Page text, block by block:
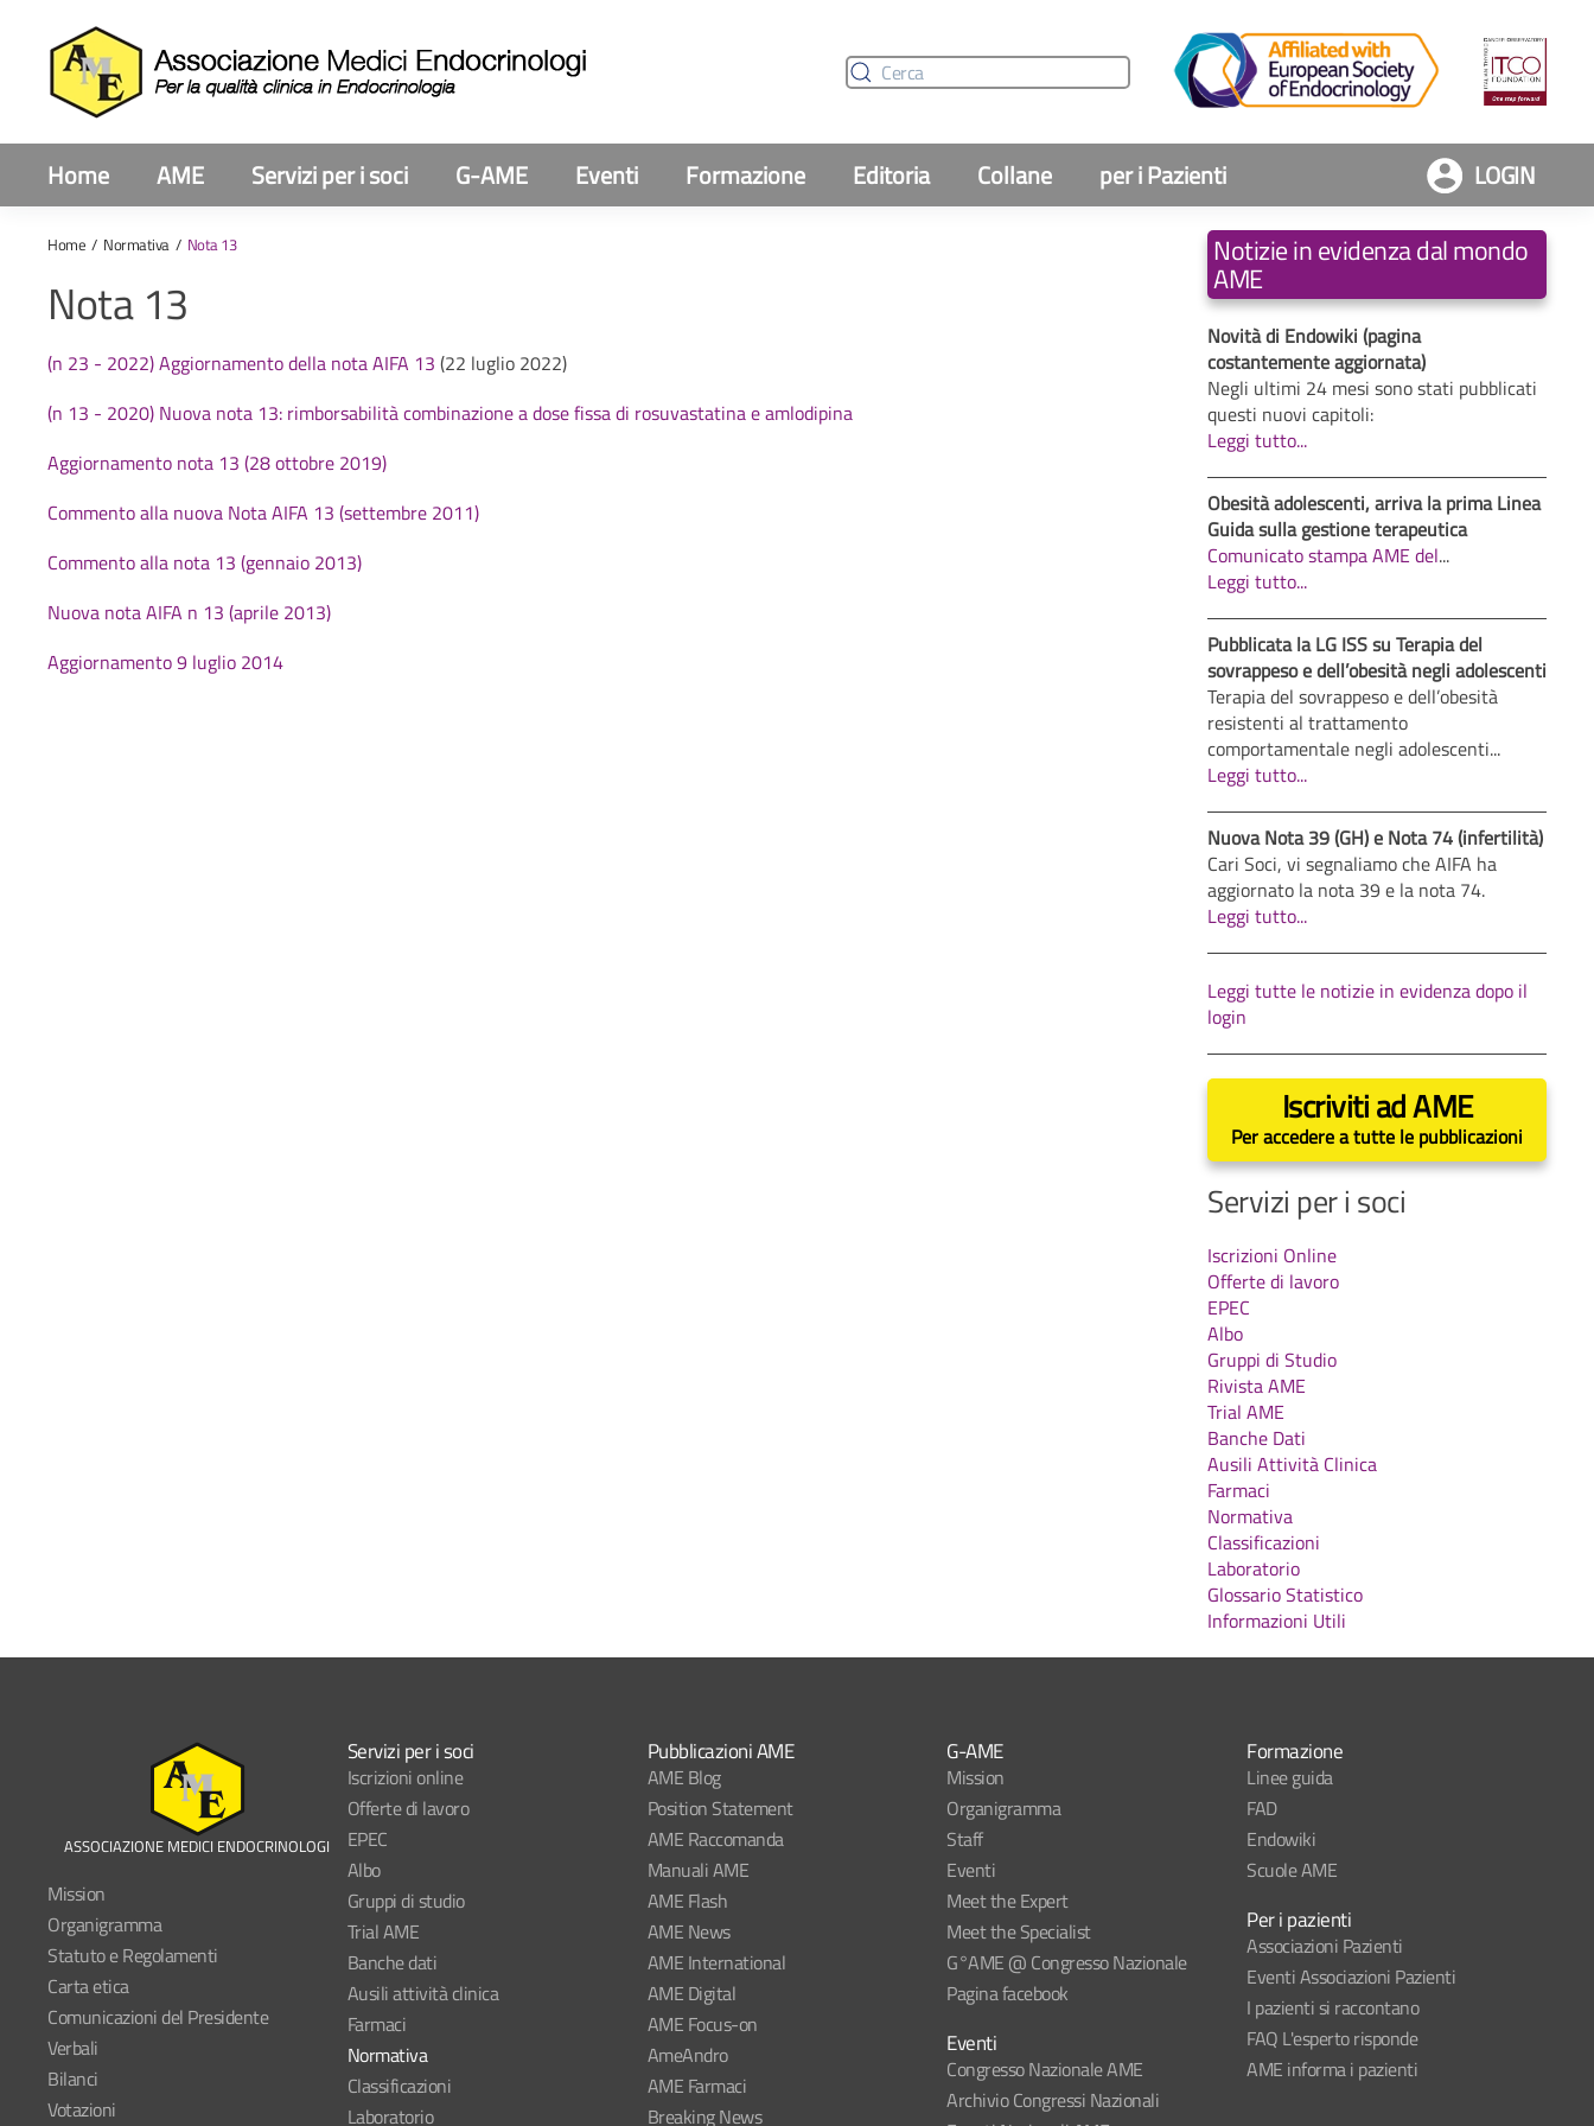
Home AME Servizi per i soci G-AME Eventi Formazione Editoria Collane per i Pazienti LOGIN
Home Normativa Nota 13
Nota 13
(n 23 - 2022) Aggiornamento della nota AIFA 13 (22 luglio 2022)
(n 13 - 2020) Nuova nota 13: rimborsabilità combinazione a dose fissa di rosuvastatina e amlodipina
Aggiornamento nota 13 (28 ottobre 2019)
Commento alla nuova Nota AIFA 13 (settembre 2011)
Commento alla nota 13 (gennaio 2013)
Nuova nota AIFA n 13 (aprile 2013)
Aggiornamento 9 luglio 2014
Notizie in evidenza dal mondo
AME
Novità di Endowiki (pagina
costantemente aggiornata)
Negli ultimi 24 mesi sono stati pubblicati
questi nuovi capitoli:
Leggi tutto...
Obesità adolescenti, arriva la prima Linea
Guida sulla gestione terapeutica
Comunicato stampa AME del...
Leggi tutto...
Pubblicata la LG ISS su Terapia del
sovrappeso e dell’obesità negli adolescenti
Terapia del sovrappeso e dell’obesità
resistenti al trattamento
comportamentale negli adolescenti...
Leggi tutto...
Nuova Nota 39 (GH) e Nota 74 (infertilità)
Cari Soci, vi segnaliamo che AIFA ha
aggiornato la nota 39 e la nota 74.
Leggi tutto...
Leggi tutte le notizie in evidenza dopo il
login
Iscriviti ad AME
Per accedere a tutte le pubblicazioni
Servizi per i soci
Iscrizioni Online
Offerte di lavoro
EPEC
Albo
Gruppi di Studio
Rivista AME
Trial AME
Banche Dati
Ausili Attività Clinica
Farmaci
Normativa
Classificazioni
Laboratorio
Glossario Statistico
Informazioni Utili
ASSOCIAZIONE MEDICI ENDOCRINOLOGI
Mission
Organigramma
Statuto e Regolamenti
Carta etica
Comunicazioni del Presidente
Verbali
Bilanci
Votazioni
Servizi per i soci
Iscrizioni online
Offerte di lavoro
EPEC
Albo
Gruppi di studio
Trial AME
Banche dati
Ausili attività clinica
Farmaci
Normativa
Classificazioni
Laboratorio
G-AME
Mission
Organigramma
Staff
Eventi
Meet the Expert
Meet the Specialist
G°AME @ Congresso Nazionale
Pagina facebook
Eventi
Congresso Nazionale AME
Archivio Congressi Nazionali
Pubblicazioni AME
AME Blog
Position Statement
AME Raccomanda
Manuali AME
AME Flash
AME News
AME International
AME Digital
AME Focus-on
AmeAndro
AME Farmaci
Breaking News
Formazione
Linee guida
FAD
Endowiki
Scuole AME
Per i pazienti
Associazioni Pazienti
Eventi Associazioni Pazienti
I pazienti si raccontano
FAQ L'esperto risponde
AME informa i pazienti